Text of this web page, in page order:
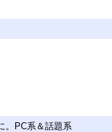
。PC系＆話題系